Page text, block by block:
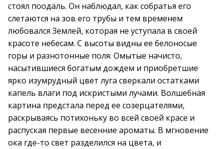
стоял поодаль. Он наблюдал, как собратья его
слетаются на зов его трубы и тем временем
любовался Землей, которая не уступала в своей
красоте небесам. С высоты видны ее белоносые
горы и разнотонные поля. Омытые начисто,
насытившиеся богатым дождем и приобретшие
ярко изумрудный цвет луга сверкали остатками
капель влаги под искристыми лучами. Волшебная
картина предстала перед ее созерцателями,
раскрываясь потихоньку во всей своей красе и
распуская первые весенние ароматы. В мгновение
ока где-то свет разделился на цвета, и